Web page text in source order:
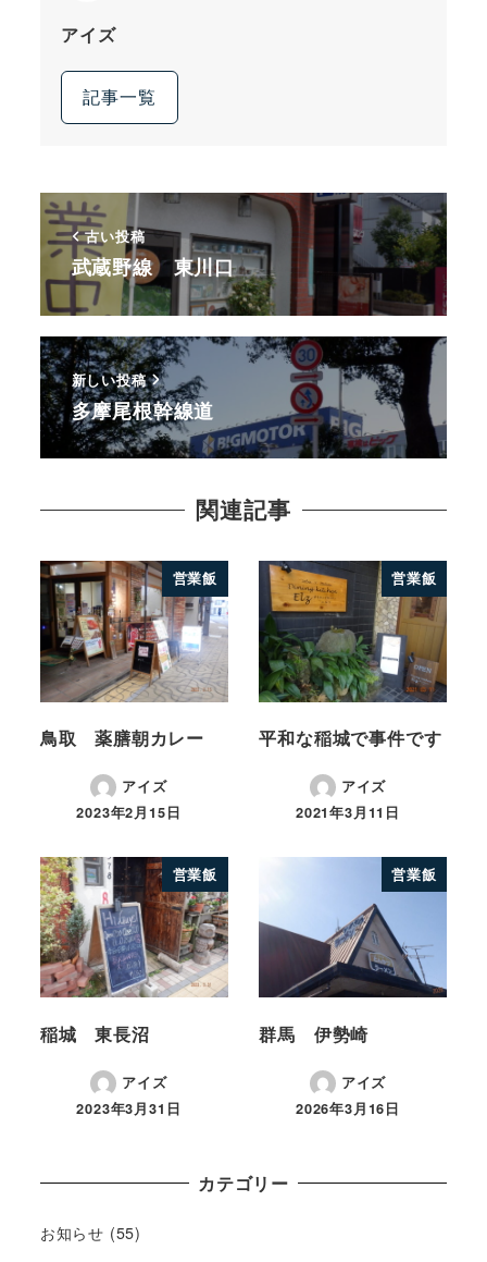
アイズ
記事一覧
古い投稿
武蔵野線 東川口
新しい投稿
多摩尾根幹線道
関連記事
営業飯
鳥取 薬膳朝カレー
アイズ
2023年2月15日
営業飯
平和な稲城で事件です
アイズ
2021年3月11日
営業飯
稲城 東長沼
アイズ
2023年3月31日
営業飯
群馬 伊勢崎
アイズ
2026年3月16日
カテゴリー
お知らせ (55)